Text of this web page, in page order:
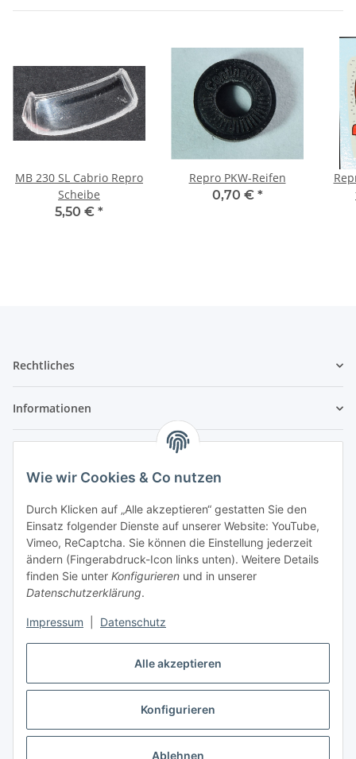
Alle akzeptieren
Konfigurieren
Ablehnen
Wie wir Cookies & Co nutzen
Durch Klicken auf „Alle akzeptieren“ gestatten Sie den
Einsatz folgender Dienste auf unserer Website: YouTube,
Vimeo, ReCaptcha. Sie können die Einstellung jederzeit
ändern (Fingerabdruck-Icon links unten). Weitere Details
finden Sie unter Konfigurieren und in unserer
Datenschutzerklärung.
Impressum Datenschutz
MB 230 SL Cabrio Repro
Scheibe
5,50 € *
Repro PKW-Reifen
0,70 € *
Rechtliches
Informationen
Wir sind kein Spielwarenhändler i. S. d.
Spielwarenverordnung
Die meisten der von uns vertriebenen Produkte sind
nur für ein Erwachsenenhobby gedacht. Diese
Produkte gehören nicht in unbeaufsichtigte
Kinderhände unter 14 Jahren. Mit dem Kaufabschluss
bestätigen Sie, dass Ihnen das bekannt ist, Sie über 14
Jahre alt sind und die Teile nicht an Kinder unter 14
Vertrag widerrufen
* Alle Preise inkl. gesetzlicher USt., zzgl.